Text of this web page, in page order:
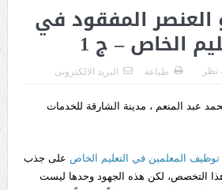
العنصر المفقود في
الخاص – ج 1
نظر طباعة البريد الالكترونى
عبد المنعم ، مدينة الشارقة للخدمات
توظيف المعلمين في التعليم الخاص على جذب
التخصص، لكن هذه الجهود وحدها ليست